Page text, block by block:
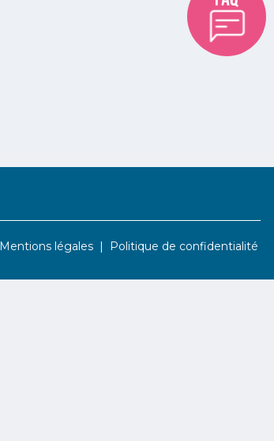
Mentions légales Politique de confidentialité